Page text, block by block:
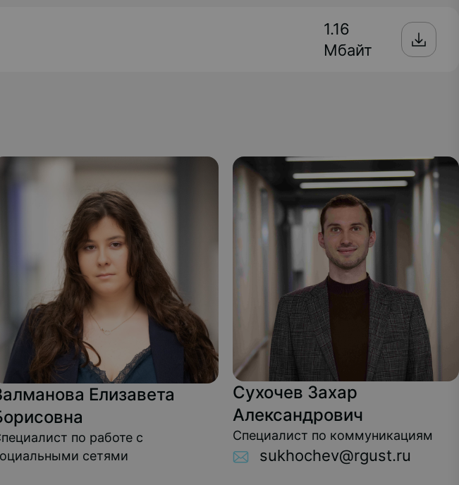
1.16
Мбайт
Елизавета
по работе с
сетями
Сухочев Захар
Александрович
Специалист по коммуникациям
sukhochev@rgust.ru